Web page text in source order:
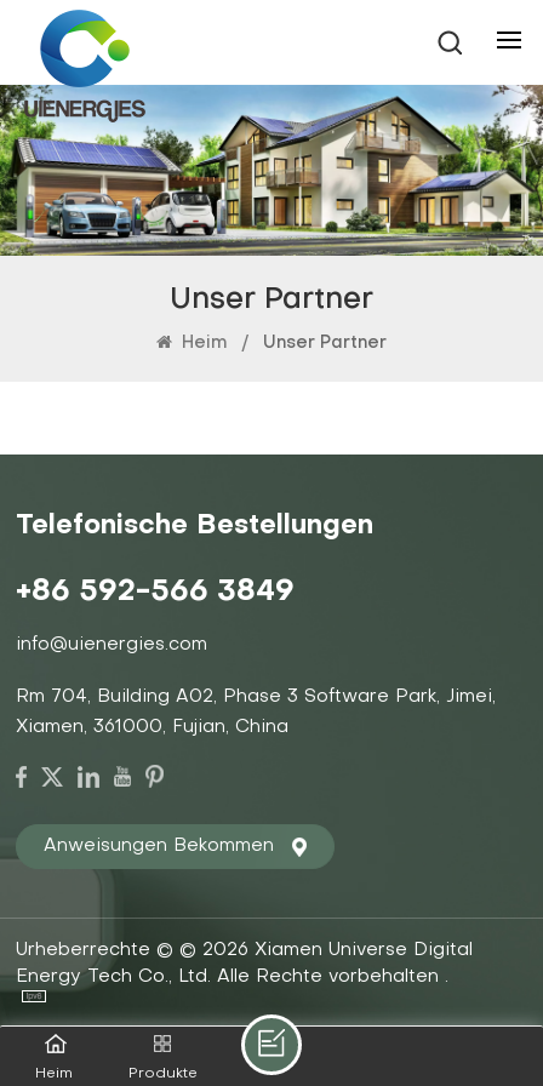
Unser Partner
Heim / Unser Partner
Telefonische Bestellungen
+86 592-566 3849
info@uienergies.com
Rm 704, Building A02, Phase 3 Software Park, Jimei,
Xiamen, 361000, Fujian, China
Anweisungen Bekommen
Urheberrechte © © 2026 Xiamen Universe Digital
Energy Tech Co., Ltd. Alle Rechte vorbehalten .
Heim Produkte